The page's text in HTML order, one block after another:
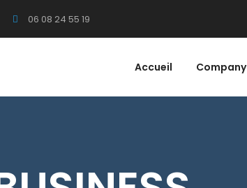
06 08 24 55 19
Accueil Company